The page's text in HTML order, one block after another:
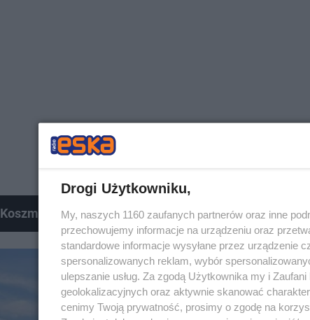
Koszmarne zderzenie rowerzystów. Obaj trafili do
Drogi Użytkowniku,
My, naszych 1160 zaufanych partnerów oraz inne
przechowujemy informacje na urządzeniu oraz
standardowe informacje wysyłane przez urządzenie
spersonalizowanych reklam, wybór
ulepszanie usług. Za zgodą Użytkownika my i
geolokalizacyjnych oraz aktywnie skanować
cenimy Twoją prywatność, prosimy o zgodę na